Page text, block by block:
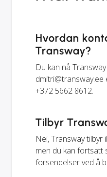
Hvordan
Transway?
Du kan nå
dmitri@transway.ee
+372 5662 8612.
Tilbyr
Nei, Transway tilbyr
men du kan fortsatt
forsendelser ved å